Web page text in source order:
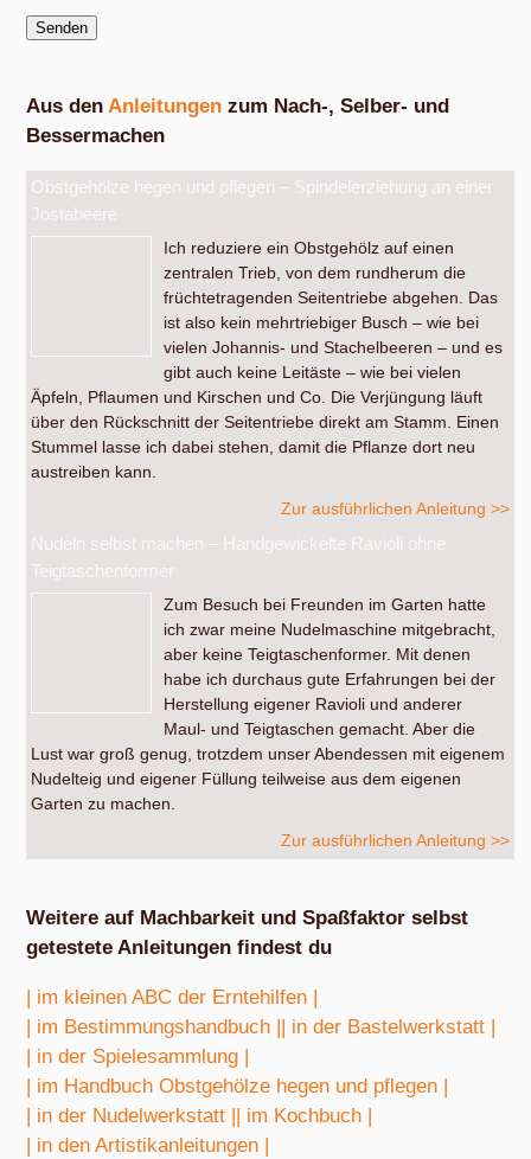
Aus den Anleitungen zum Nach-, Selber- und
Bessermachen
Obstgehölze hegen und pflegen – Spindelerziehung an einer
Jostabeere
Ich reduziere ein Obstgehölz auf einen
zentralen Trieb, von dem rundherum die
früchtetragenden Seitentriebe abgehen. Das
ist also kein mehrtriebiger Busch – wie bei
vielen Johannis- und Stachelbeeren – und es
gibt auch keine Leitäste – wie bei vielen
Äpfeln, Pflaumen und Kirschen und Co. Die Verjüngung läuft
über den Rückschnitt der Seitentriebe direkt am Stamm. Einen
Stummel lasse ich dabei stehen, damit die Pflanze dort neu
austreiben kann.
Zur ausführlichen Anleitung >>
Nudeln selbst machen – Handgewickelte Ravioli ohne
Teigtaschenformer
Zum Besuch bei Freunden im Garten hatte
ich zwar meine Nudelmaschine mitgebracht,
aber keine Teigtaschenformer. Mit denen
habe ich durchaus gute Erfahrungen bei der
Herstellung eigener Ravioli und anderer
Maul- und Teigtaschen gemacht. Aber die
Lust war groß genug, trotzdem unser Abendessen mit eigenem
Nudelteig und eigener Füllung teilweise aus dem eigenen
Garten zu machen.
Zur ausführlichen Anleitung >>
Weitere auf Machbarkeit und Spaßfaktor selbst
getestete Anleitungen findest du
| im kleinen ABC der Erntehilfen |
| im Bestimmungshandbuch |
| in der Bastelwerkstatt |
| in der Spielesammlung |
| im Handbuch Obstgehölze hegen und pflegen |
| in der Nudelwerkstatt |
| im Kochbuch |
| in den Artistikanleitungen |